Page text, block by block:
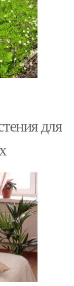
для